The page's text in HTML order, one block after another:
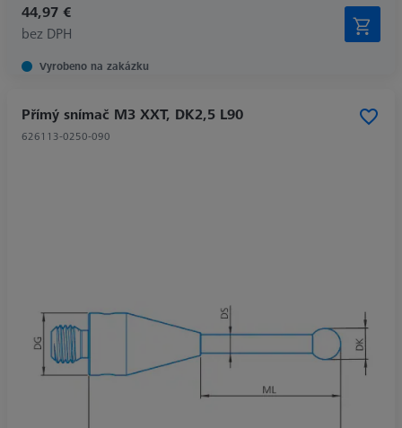
44,97 €
bez DPH
Vyrobeno na zakázku
Přímý snímač M3 XXT, DK2,5 L90
626113-0250-090